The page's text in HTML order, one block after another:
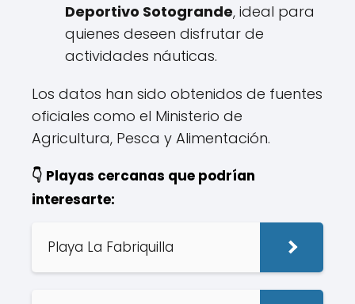
Deportivo Sotogrande, ideal para
quienes deseen disfrutar de
actividades náuticas.
Los datos han sido obtenidos de fuentes
oficiales como el Ministerio de
Agricultura, Pesca y Alimentación.
👇 Playas cercanas que podrían
interesarte:
Playa La Fabriquilla